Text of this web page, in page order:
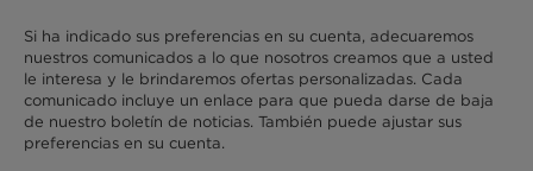
Si ha indicado sus preferencias en su cuenta, adecuaremos
nuestros comunicados a lo que nosotros creamos que a usted
le interesa y le brindaremos ofertas personalizadas. Cada
comunicado incluye un enlace para que pueda darse de baja
de nuestro boletín de noticias. También puede ajustar sus
preferencias en su cuenta.